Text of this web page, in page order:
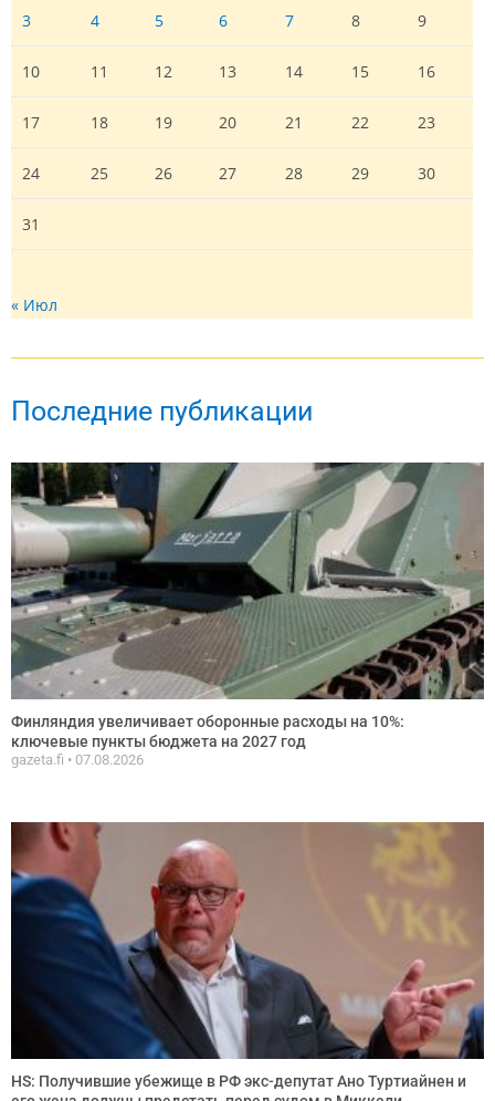
3 4 5 6 7 8 9
10 11 12 13 14 15 16
17 18 19 20 21 22 23
24 25 26 27 28 29 30
31
« Июл
Последние публикации
Финляндия увеличивает оборонные расходы на 10%:
ключевые пункты бюджета на 2027 год
gazeta.fi 07.08.2026
HS: Получившие убежище в РФ экс-депутат Ано Туртиайнен и